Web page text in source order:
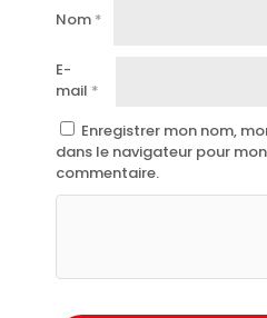
Nom *
E-
mail *
Enregistrer mon nom,
dans le navigateur pour
commentaire.